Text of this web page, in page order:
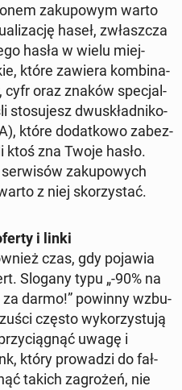
za­ku­po­wym warto
haseł, zwłasz­cza
hasła w wielu miej­
które zawiera kom­bi­na­
cyfr oraz znaków spe­cjal­
sto­su­jesz dwu­skład­ni­ko­
które do­dat­ko­wo za­bez­
zna Twoje hasło.
za­ku­po­wych
z niej sko­rzy­stać.
i linki
czas, gdy pojawia
Slogany typu „-90% na
za darmo!” powinny wzbu­
często wy­ko­rzy­stu­ją
uwagę i
który pro­wa­dzi do fał­
takich za­gro­żeń, nie